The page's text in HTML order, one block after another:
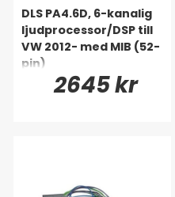
DLS PA4.6D, 6-kanalig
ljudprocessor/DSP till
VW 2012- med MIB (52-
pin)
2645 kr